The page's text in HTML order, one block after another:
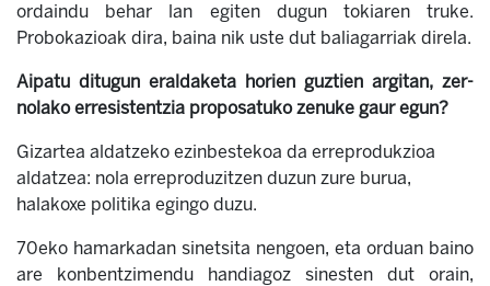
ordaindu behar lan egiten dugun tokiaren truke.
Probokazioak dira, baina nik uste dut baliagarriak direla.
Aipatu ditugun eraldaketa horien guztien argitan, zer-
nolako erresistentzia proposatuko zenuke gaur egun?
Gizartea aldatzeko ezinbestekoa da erreprodukzioa
aldatzea: nola erreproduzitzen duzun zure burua,
halakoxe politika egingo duzu.
70eko hamarkadan sinetsita nengoen, eta orduan baino
are konbentzimendu handiagoz sinesten dut orain,